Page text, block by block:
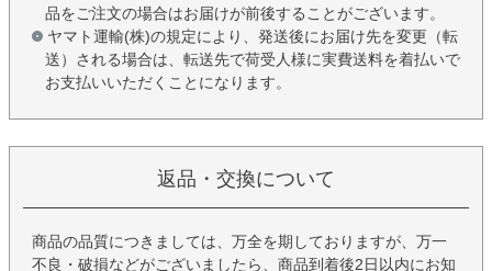
品をご注文の場合はお届けが前後することがございます。
ヤマト運輸(株)の規定により、発送後にお届け先を変更（転
送）される場合は、転送先で荷受人様に実費送料を着払いで
お支払いいただくことになります。
返品・交換について
商品の品質につきましては、万全を期しておりますが、万一
不良・破損などがございましたら、商品到着後2日以内にお知